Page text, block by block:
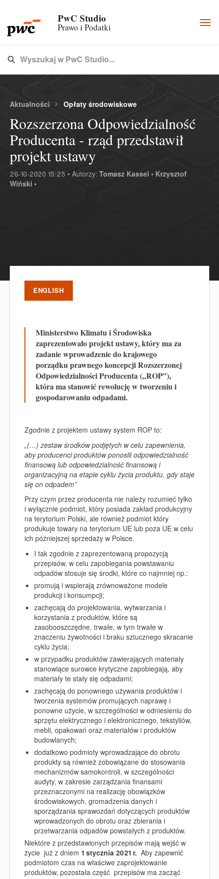
PwC Studio
Prawo i Podatki
Type 3 or more characters for results.
Wyszukaj w PwC Studio...
Aktualności Opłaty środowiskowe
Rozszerzona Odpowiedzialność
Producenta - rząd przedstawił
projekt ustawy
26-10-2020 15:25 • Autorzy: Tomasz Kassel • Krzysztof
Wiński •
ENGLISH
Ministerstwo Klimatu i Środowiska
zaprezentowało projekt ustawy, który ma za
zadanie wprowadzenie do krajowego
porządku prawnego koncepcji Rozszerzonej
Odpowiedzialności Producenta („ROP”),
która ma stanowić rewolucję w tworzeniu i
gospodarowaniu odpadami.
Zgodnie z projektem ustawy system ROP to:
„(…) zestaw środków podjętych w celu zapewnienia,
aby producenci produktów ponosili odpowiedzialność
finansową lub odpowiedzialność finansową i
organizacyjną na etapie cyklu życia produktu, gdy staje
się on odpadem”
Przy czym przez producenta nie należy rozumieć tylko
i wyłącznie podmiot, który posiada zakład produkcyjny
na terytorium Polski, ale również podmiot który
produkuje towary na terytorium UE lub poza UE w celu
ich późniejszej sprzedaży w Polsce.
I tak zgodnie z zaprezentowaną propozycją
przepisów, w celu zapobiegania powstawaniu
odpadów stosuje się środki, które co najmniej np.:
promują i wspierają zrównoważone modele
produkcji i konsumpcji;
zachęcają do projektowania, wytwarzania i
korzystania z produktów, które są
zasobooszczędne, trwałe, w tym trwałe w
znaczeniu żywotności i braku sztucznego skracanie
cyklu życia;
w przypadku produktów zawierających materiały
stanowiące surowce krytyczne zapobiegają, aby
materiały te stały się odpadami;
zachęcają do ponownego używania produktów i
tworzenia systemów promujących naprawę i
ponowne użycie, w szczególności w odniesieniu do
sprzętu elektrycznego i elektronicznego, tekstyliów,
mebli, opakowań oraz materiałów i produktów
budowlanych;
dodatkowo podmioty wprowadzające do obrotu
produkty są również zobowiązane do stosowania
mechanizmów samokontroli, w szczególności
audyty, w zakresie zarządzania finansami
przeznaczonymi na realizację obowiązków
środowiskowych, gromadzenia danych i
sporządzania sprawozdań dotyczących produktów
wprowadzonych do obrotu oraz zbierania i
przetwarzania odpadów powstałych z produktów.
Niektóre z przedstawionych przepisów mają wejść w
życie już z dniem 1 stycznia 2021 r. Aby zapewnić
podmiotom czas na właściwe zaprojektowanie
produktów, pozostała część przepisów ma zacząć